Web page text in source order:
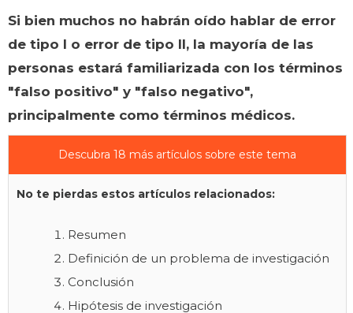
Si bien muchos no habrán oído hablar de error
de tipo I o error de tipo II, la mayoría de las
personas estará familiarizada con los términos
"falso positivo" y "falso negativo",
principalmente como términos médicos.
Descubra 18 más artículos sobre este tema
No te pierdas estos artículos relacionados:
Resumen
Definición de un problema de investigación
Conclusión
Hipótesis de investigación